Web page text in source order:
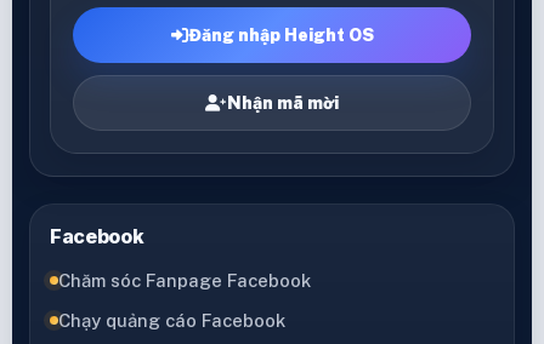
Đăng nhập Height OS
Nhận mã mời
Facebook
Chăm sóc Fanpage Facebook
Chạy quảng cáo Facebook